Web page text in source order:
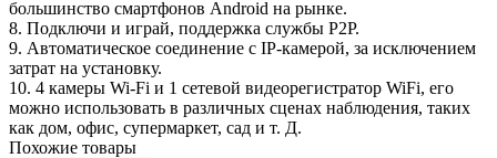
большинство смартфонов Android на рынке.
8. Подключи и играй, поддержка службы P2P.
9. Автоматическое соединение с IP-камерой, за исключением
затрат на установку.
10. 4 камеры Wi-Fi и 1 сетевой видеорегистратор WiFi, его
можно использовать в различных сценах наблюдения, таких
как дом, офис, супермаркет, сад и т. Д.
Похожие товары